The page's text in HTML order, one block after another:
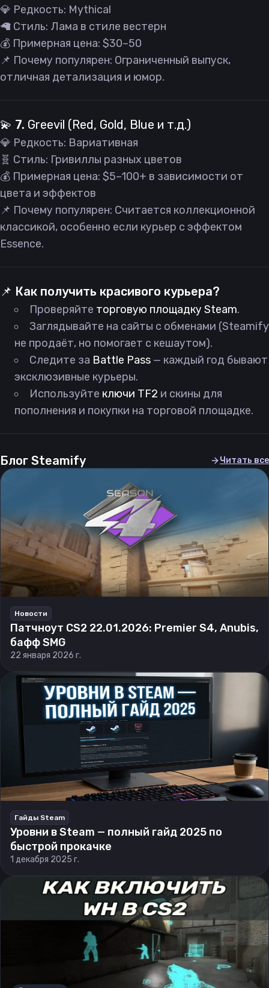
💎 Редкость: Mythical
🦙 Стиль: Лама в стиле вестерн
💰 Примерная цена: $30–50
📌 Почему популярен: Ограниченный выпуск,
отличная детализация и юмор.
💫 7. Greevil (Red, Gold, Blue и т.д.)
💎 Редкость: Вариативная
🧬 Стиль: Гривиллы разных цветов
💰 Примерная цена: $5–100+ в зависимости от
цвета и эффектов
📌 Почему популярен: Считается коллекционной
классикой, особенно если курьер с эффектом
Essence.
📌 Как получить красивого курьера?
Проверяйте торговую площадку Steam.
Заглядывайте на сайты с обменами (Steamify
не продаёт, но помогает с кешаутом).
Следите за Battle Pass — каждый год бывают
эксклюзивные курьеры.
Используйте ключи TF2 и скины для
пополнения и покупки на торговой площадке.
Блог Steamify Читать все
Новости
Патчноут CS2 22.01.2026: Premier S4, Anubis,
бафф SMG
22 января 2026 г.
Гайды Steam
Уровни в Steam — полный гайд 2025 по
быстрой прокачке
1 декабря 2025 г.